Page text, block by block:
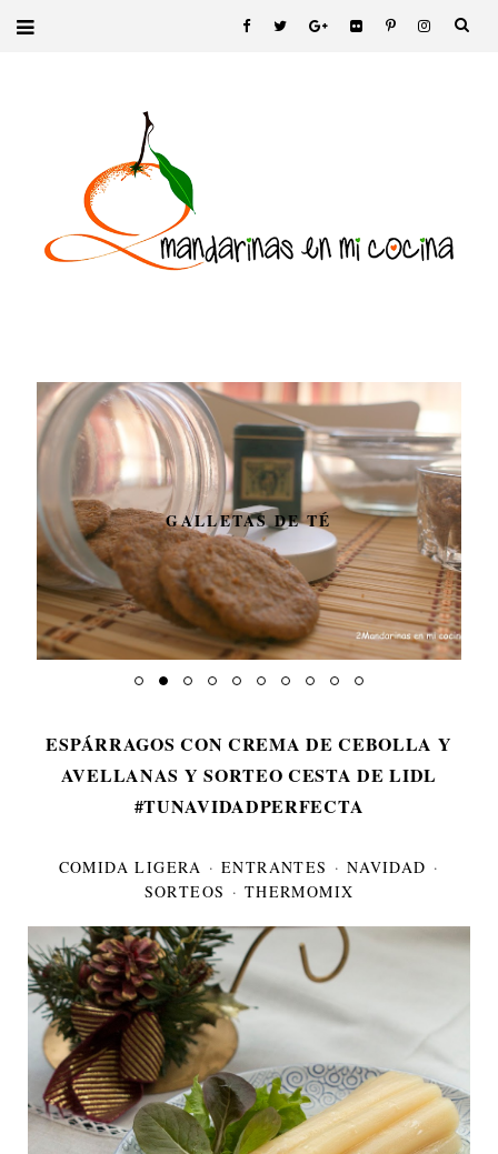
GALLETAS DE TÉ
ESPÁRRAGOS CON CREMA DE CEBOLLA Y
AVELLANAS Y SORTEO CESTA DE LIDL
#TUNAVIDADPERFECTA
COMIDA LIGERA · ENTRANTES · NAVIDAD ·
SORTEOS · THERMOMIX